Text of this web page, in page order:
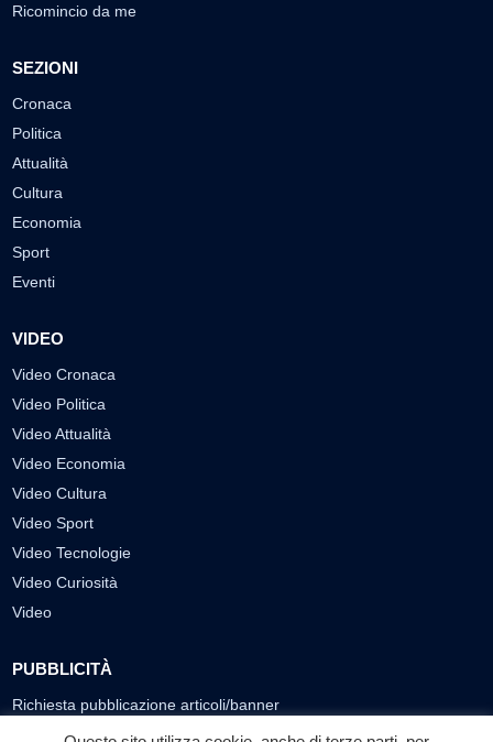
Ricomincio da me
SEZIONI
Cronaca
Politica
Attualità
Cultura
Economia
Sport
Eventi
VIDEO
Video Cronaca
Video Politica
Video Attualità
Video Economia
Video Cultura
Video Sport
Video Tecnologie
Video Curiosità
Video
PUBBLICITÀ
Richiesta pubblicazione articoli/banner